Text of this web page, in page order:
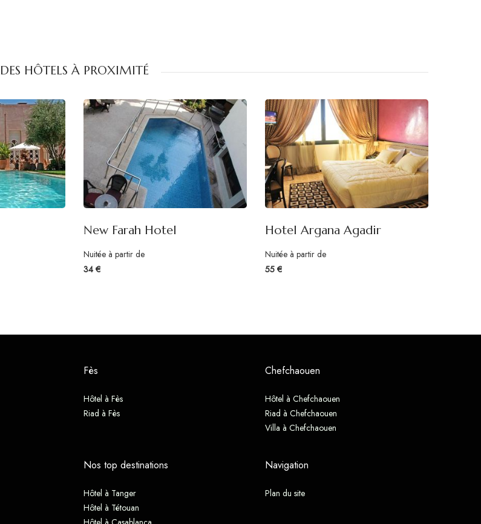
DES HÔTELS À PROXIMITÉ
New Farah Hotel
Nuitée à partir de
34 €
Hotel Argana Agadir
Nuitée à partir de
55 €
Fès
Hôtel à Fès
Riad à Fès
Chefchaouen
Hôtel à Chefchaouen
Riad à Chefchaouen
Villa à Chefchaouen
Nos top destinations
Hôtel à Tanger
Hôtel à Tétouan
Navigation
Plan du site